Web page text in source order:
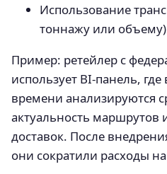
Использование
тоннажу или объему)
Пример: ретейлер с
использует BI-панель,
времени анализируются
актуальность маршрутов
доставок. После
они сократили расходы